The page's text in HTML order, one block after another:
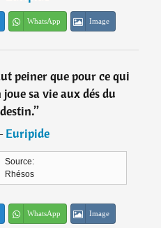
WhatsApp Image
peiner que pour ce qui
sa vie aux dés du
destin.”
Euripide
Source:
Rhésos
WhatsApp Image